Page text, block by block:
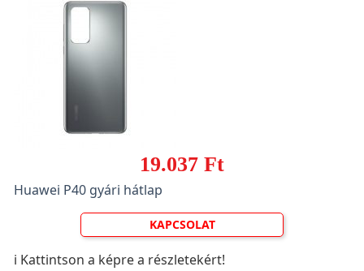
19.037 Ft
Huawei P40 gyári hátlap
KAPCSOLAT
ℹ️ Kattintson a képre a részletekért!